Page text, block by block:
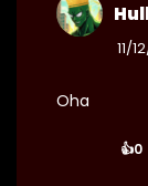
11/
Oha
👍0